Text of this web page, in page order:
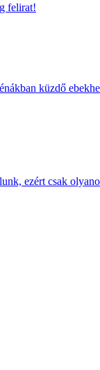
felirat!
küzdő
ezért csak